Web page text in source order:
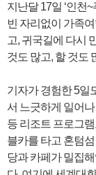
Analysis
지난달 17일 ‘인천
빈 자리없이 가족
고, 귀국길에 다시
것도 많고, 할 것도
기자가 경험한 5일
서 느긋하게 일어
등 리조트 프로그
블카를 타고 혼텀
당과 카페가 밀집